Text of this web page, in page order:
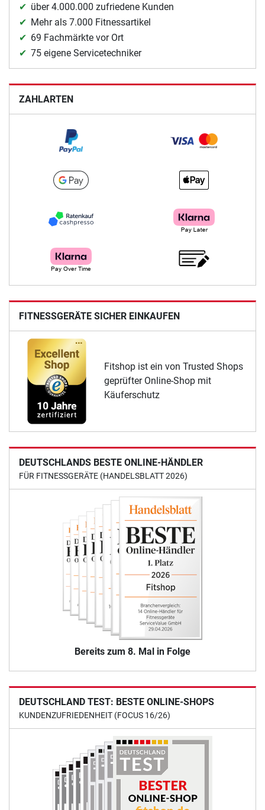
über 4.000.000 zufriedene Kunden
Mehr als 7.000 Fitnessartikel
69 Fachmärkte vor Ort
75 eigene Servicetechniker
ZAHLARTEN
FITNESSGERÄTE SICHER EINKAUFEN
Fitshop ist ein von Trusted Shops
geprüfter Online-Shop mit
Käuferschutz
DEUTSCHLANDS BESTE ONLINE-HÄNDLER
FÜR FITNESSGERÄTE (HANDELSBLATT 2026)
Bereits zum 8. Mal in Folge
DEUTSCHLAND TEST: BESTE ONLINE-SHOPS
KUNDENZUFRIEDENHEIT (FOCUS 16/26)